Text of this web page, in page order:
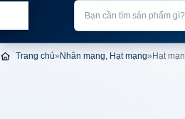
Chuyển đến nội dung
Nhập nội dung tìm
Trang chủ» Nhân mạng, Hạt mạng» Hạt